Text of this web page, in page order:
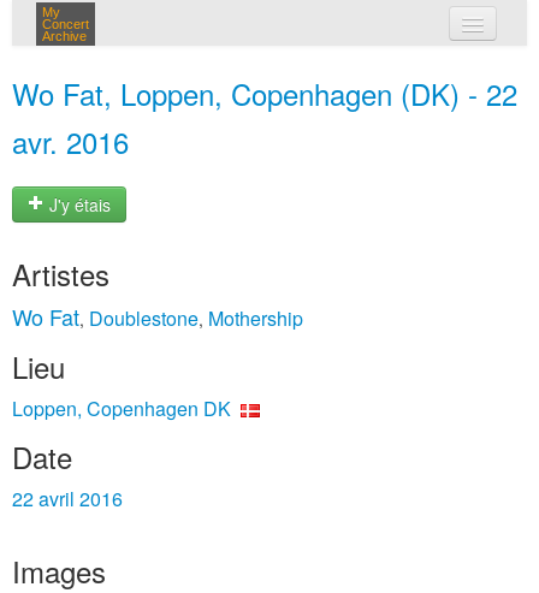
My
Concert
Archive
Wo Fat, Loppen, Copenhagen (DK) - 22
avr. 2016
J'y étais
Artistes
Wo Fat, Doublestone, Mothership
Lieu
Loppen, Copenhagen DK
Date
22 avril 2016
Images